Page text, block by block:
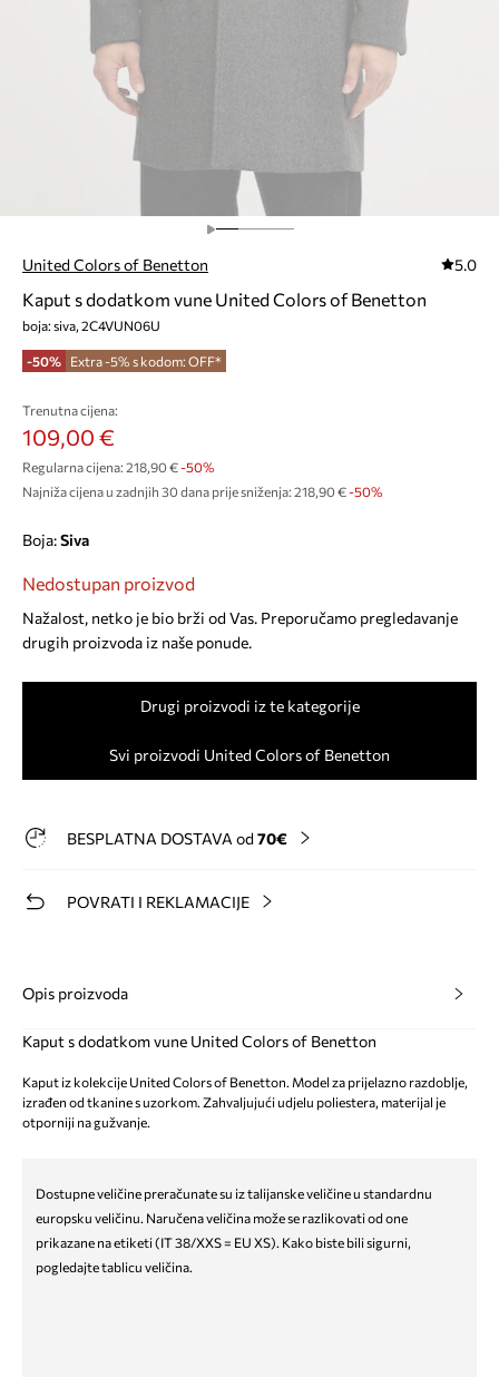
United Colors of Benetton 5.0
Kaput s dodatkom vune United Colors of Benetton
boja: siva, 2C4VUN06U
-50% Extra -5% s kodom: OFF*
Trenutna cijena:
109,00 €
Regularna cijena: 218,90 €-50%
Najniža cijena u zadnjih 30 dana prije sniženja: 218,90 € -50%
Boja: siva
Nedostupan proizvod
Nažalost, netko je bio brži od Vas. Preporučamo pregledavanje
drugih proizvoda iz naše ponude.
Drugi proizvodi iz te kategorije
Svi proizvodi United Colors of Benetton
BESPLATNA DOSTAVA od 70€
POVRATI I REKLAMACIJE
Opis proizvoda
Kaput s dodatkom vune United Colors of Benetton
Kaput iz kolekcije United Colors of Benetton. Model za prijelazno razdoblje,
izrađen od tkanine s uzorkom. Zahvaljujući udjelu poliestera, materijal je
otporniji na gužvanje.
Dostupne veličine preračunate su iz talijanske veličine u standardnu
europsku veličinu. Naručena veličina može se razlikovati od one
prikazane na etiketi (IT 38/XXS = EU XS). Kako biste bili sigurni,
pogledajte tablicu veličina.